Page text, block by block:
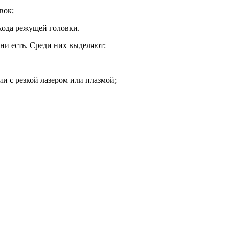
режущей головки.
есть. Среди них выделяют:
с резкой лазером или плазмой;